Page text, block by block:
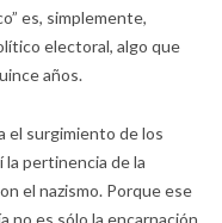
es, simplemente,
electoral, algo que
años.
el surgimiento de los
la pertinencia de la
el nazismo. Porque ese
no es sólo la encarnación